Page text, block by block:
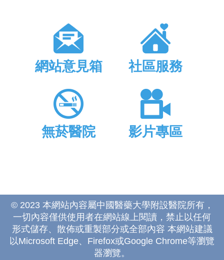
網站意見箱 社區服務
無菸醫院 影片專區
© 2023 本網站內容屬中國醫藥大學附設醫院所有，
一切內容僅供使用者在網站線上閱讀，禁止以任何
形式儲存、散佈或重製部分或全部內容 本網站建議
以Microsoft Edge、Firefox或Google Chrome等瀏覽
器瀏覽。